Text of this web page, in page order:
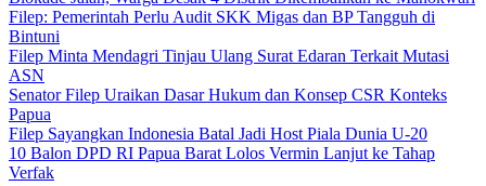
Filep: Pemerintah Perlu Audit SKK Migas dan BP Tangguh di
Bintuni
Filep Minta Mendagri Tinjau Ulang Surat Edaran Terkait Mutasi
ASN
Senator Filep Uraikan Dasar Hukum dan Konsep CSR Konteks
Papua
Filep Sayangkan Indonesia Batal Jadi Host Piala Dunia U-20
10 Balon DPD RI Papua Barat Lolos Vermin Lanjut ke Tahap
Verfak